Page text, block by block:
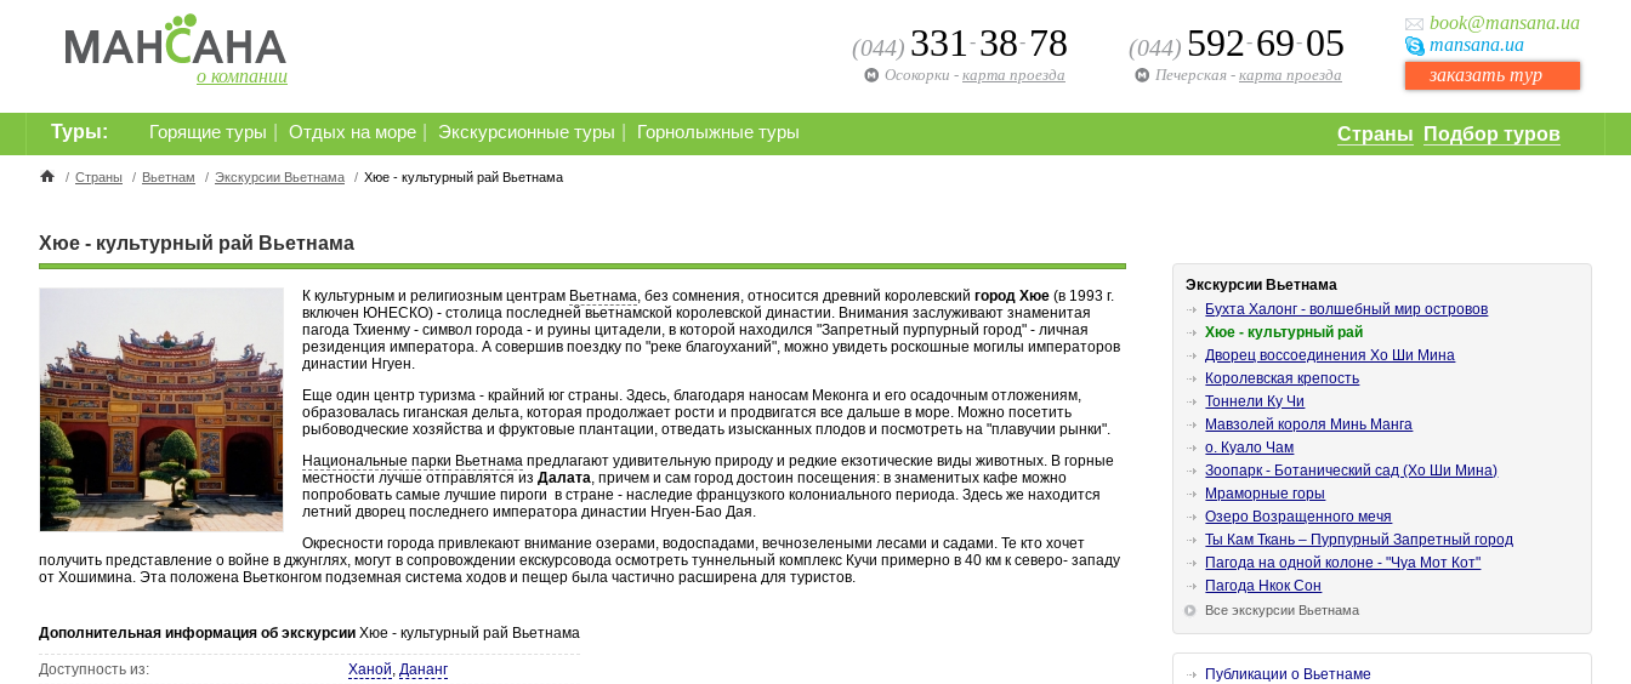
о компании
book@mansana.ua
mansana.ua
заказать тур
(044) 592- 69- 05
Печерская - карта проезда
(044) 331 - 38- 78
Осокорки - карта проезда
Страны Подбор туров
Горящие туры Отдых на море Экскурсионные туры Горнолыжные туры
Туры:
/ Страны / Вьетнам / Экскурсии Вьетнама / Хюе - культурный рай Вьетнама
Хюе - культурный рай Вьетнама
К культурным и религиозным центрам Вьетнама, без сомнения, относится древний королевский город Хюе (в 1993 г.
включен ЮНЕСКО) - столица последней вьетнамской королевской династии. Внимания заслуживают знаменитая
пагода Тхиенму - символ города - и руины цитадели, в которой находился "Запретный пурпурный город" - личная
резиденция императора. А совершив поездку по "реке благоуханий", можно увидеть роскошные могилы императоров
династии Нгуен.
Еще один центр туризма - крайний юг страны. Здесь, благодаря наносам Меконга и его осадочным отложениям,
образовалась гиганская дельта, которая продолжает рости и продвигатся все дальше в море. Можно посетить
рыбоводческие хозяйства и фруктовые плантации, отведать изысканных плодов и посмотреть на "плавучии рынки".
Национальные парки Вьетнама предлагают удивительную природу и редкие екзотические виды животных. В горные
местности лучше отправлятся из Далата, причем и сам город достоин посещения: в знаменитых кафе можно
попробовать самые лучшие пироги в стране - наследие французкого колониального периода. Здесь же находится
летний дворец последнего императора династии Нгуен-Бао Дая.
Окресности города привлекают внимание озерами, водоспадами, вечнозелеными лесами и садами. Те кто хочет
получить представление о войне в джунглях, могут в сопровождении екскурсовода осмотреть туннельный комплекс Кучи примерно в 40 км к северо- западу
от Хошимина. Эта положена Вьетконгом подземная система ходов и пещер была частично расширена для туристов.
Дополнительная информация об экскурсии Хюе - культурный рай Вьетнама
Доступность из: Ханой, Дананг
Экскурсии Вьетнама
Бухта Халонг - волшебный мир островов
Хюе - культурный рай
Дворец воссоединения Хо Ши Мина
Королевская крепость
Тоннели Ку Чи
Мавзолей короля Минь Манга
о. Куало Чам
Зоопарк - Ботанический сад (Хо Ши Мина)
Мраморные горы
Озеро Возращенного мечя
Ты Кам Ткань – Пурпурный Запретный город
Пагода на одной колоне - "Чуа Мот Кот"
Пагода Нкок Сон
Все экскурсии Вьетнама
Публикации о Вьетнаме